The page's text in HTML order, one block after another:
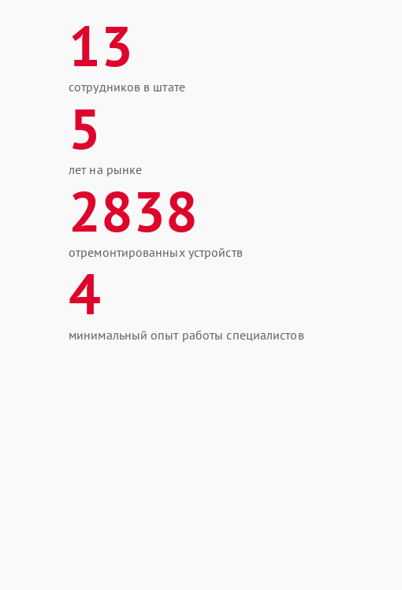
13
сотрудников в штате
5
лет на рынке
2838
отремонтированных устройств
4
минимальный опыт работы специалистов